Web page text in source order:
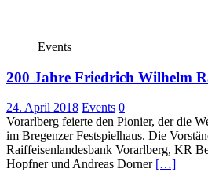
Events
200 Jahre Friedrich Wilhelm
24. April 2018 Events 0
Vorarlberg feierte den Pionier, der die
im Bregenzer Festspielhaus. Die
Raiffeisenlandesbank Vorarlberg, KR
Hopfner und Andreas Dorner […]